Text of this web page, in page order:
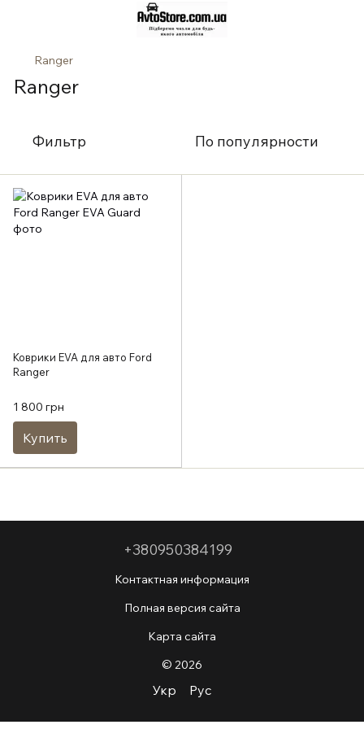
Ranger
Ranger
Фильтр По популярности
Коврики EVA для авто Ford
Ranger
1 800 грн
Купить
+380950384199
Контактная информация
Полная версия сайта
Карта сайта
© 2026
Укр Рус